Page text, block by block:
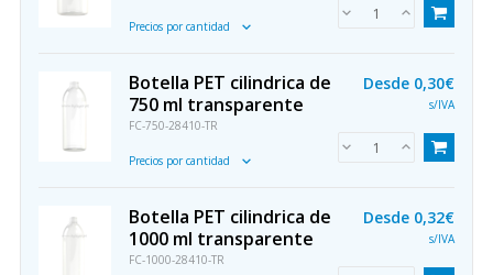
Precios por cantidad
Botella PET cilindrica de
750 ml transparente
FC-750-28410-TR
Precios por cantidad
Desde 0,30€
s/IVA
Botella PET cilindrica de
1000 ml transparente
FC-1000-28410-TR
Desde 0,32€
s/IVA